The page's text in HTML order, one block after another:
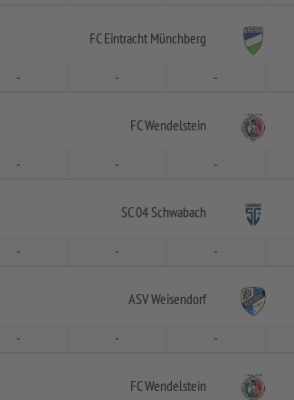
FC Eintracht Münchberg
- - -
FC Wendelstein
- - -
SC 04 Schwabach
- - -
ASV Weisendorf
- - -
FC Wendelstein